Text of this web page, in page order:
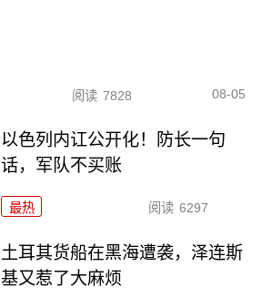
阅读 7828 08-05
以色列内讧公开化！防长一句
话，军队不买账
最热 阅读 6297
土耳其货船在黑海遭袭，泽连斯
基又惹了大麻烦